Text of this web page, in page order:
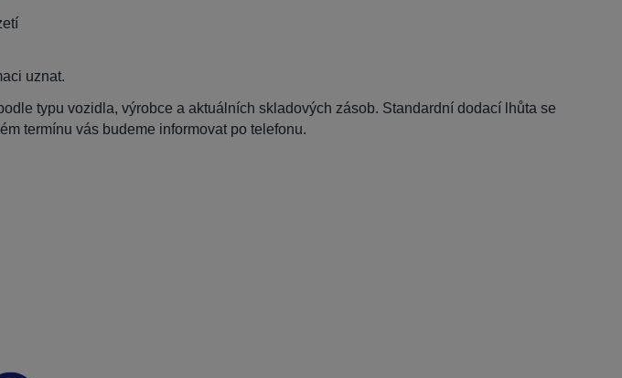
uznat.
typu vozidla, výrobce a aktuálních skladových zásob. Standardní dodací lhůta se
termínu vás budeme informovat po telefonu.